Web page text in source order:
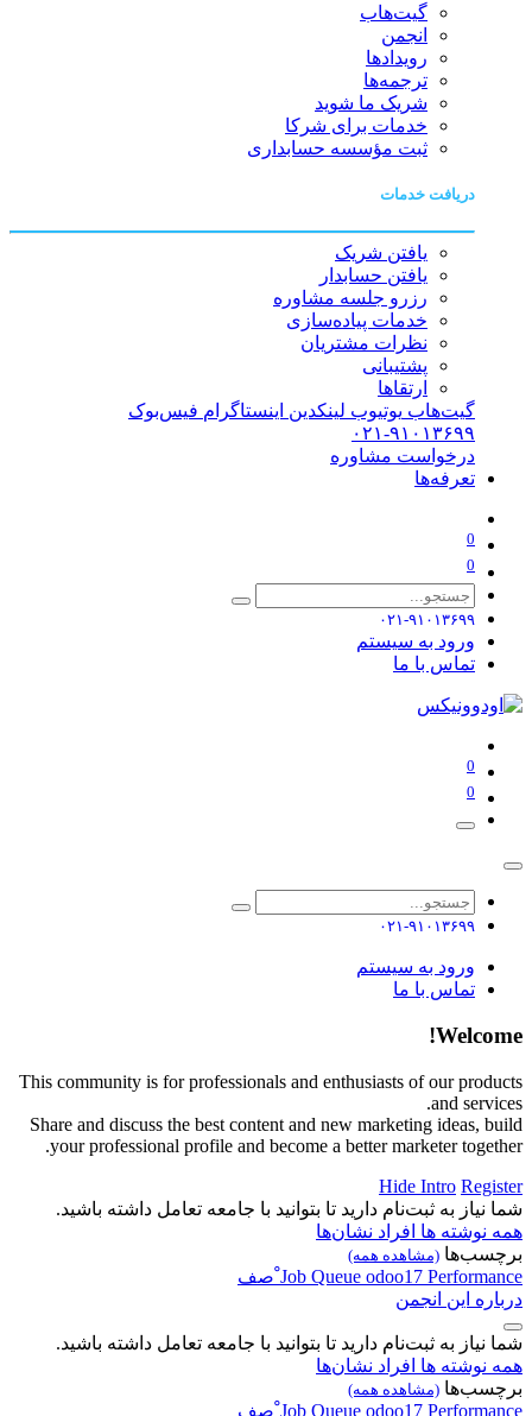
گیت‌هاب
انجمن
رویدادها
ترجمه‌ها
شریک ما شوید
خدمات برای شرکا
ثبت مؤسسه حسابداری
دریافت خدمات
یافتن شریک
یافتن حسابدار
رزرو جلسه مشاوره
خدمات پیاده‌سازی
نظرات مشتریان
پشتیبانی
ارتقاها
گیت‌هاب یوتیوب لینکدین اینستاگرام فیس‌بوک
۰۲۱-۹۱۰۱۳۶۹۹
درخواست مشاوره
تعرفه‌ها
0
0
۰۲۱-۹۱۰۱۳۶۹۹
ورود به سیستم
تماس با ما
0
0
۰۲۱-۹۱۰۱۳۶۹۹
ورود به سیستم
تماس با ما
Welcome!
This community is for professionals and enthusiasts of our products
and services.
Share and discuss the best content and new marketing ideas, build
your professional profile and become a better marketer together.
Hide Intro Register
شما نیاز به ثبت‌نام دارید تا بتوانید با جامعه تعامل داشته باشید.
همه نوشته ها افراد نشان‌ها
برچسب‌ها (مشاهده همه)
Job Queue odoo17 Performance
ْصف
درباره این انجمن
شما نیاز به ثبت‌نام دارید تا بتوانید با جامعه تعامل داشته باشید.
همه نوشته ها افراد نشان‌ها
برچسب‌ها (مشاهده همه)
Job Queue odoo17 Performance ْصف